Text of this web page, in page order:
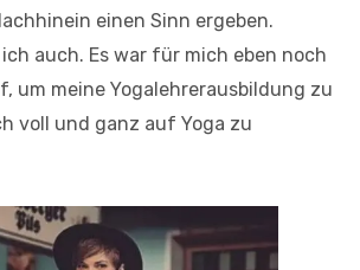
einen Sinn ergeben.
auch. Es war für mich eben noch
um meine Yogalehrerausbildung zu
voll und ganz auf Yoga zu